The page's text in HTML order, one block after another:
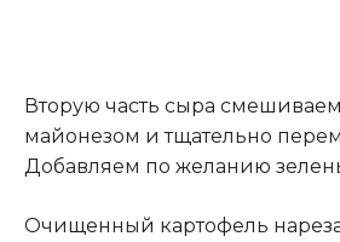
Вторую часть сыра
майонезом и тщательно
Добавляем по желанию
Очищенный картофель